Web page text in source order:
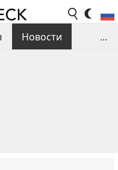
Новости
...